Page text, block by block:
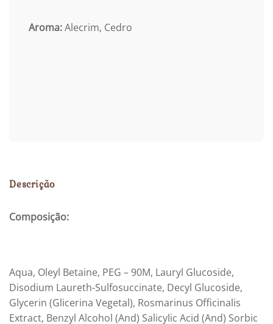
Aroma:Alecrim, Cedro
Descrição
Composição:
Aqua, Oleyl Betaine, PEG – 90M, Lauryl Glucoside,
Disodium Laureth-Sulfosuccinate, Decyl Glucoside,
Glycerin (Glicerina Vegetal), Rosmarinus Officinalis
Extract, Benzyl Alcohol (And) Salicylic Acid (And) Sorbic